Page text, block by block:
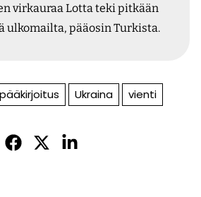
virkauraa Lotta teki pitkään
ulkomailta, pääosin Turkista.
pääkirjoitus Ukraina vienti
Jaa
Jaa
Jaa